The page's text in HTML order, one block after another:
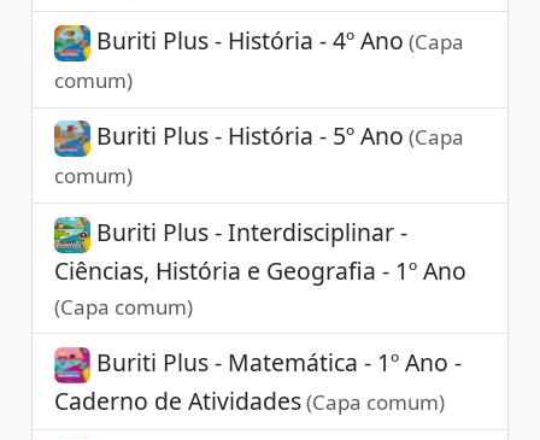
Buriti Plus - História - 4º Ano (Capa
comum)
Buriti Plus - História - 5º Ano (Capa
comum)
Buriti Plus - Interdisciplinar -
Ciências, História e Geografia - 1º Ano
(Capa comum)
Buriti Plus - Matemática - 1º Ano -
Caderno de Atividades(Capa comum)